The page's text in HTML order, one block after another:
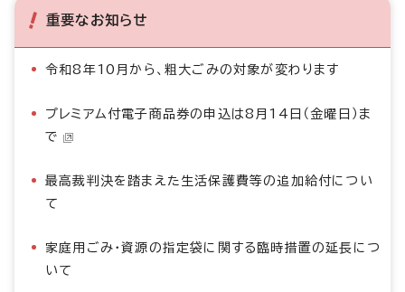
重要なお知らせ
令和8年10月から、粗大ごみの対象が変わります
プレミアム付電子商品券の申込は8月14日（金曜日）ま
で
最高裁判決を踏まえた生活保護費等の追加給付につい
て
家庭用ごみ・資源の指定袋に関する臨時措置の延長につ
いて